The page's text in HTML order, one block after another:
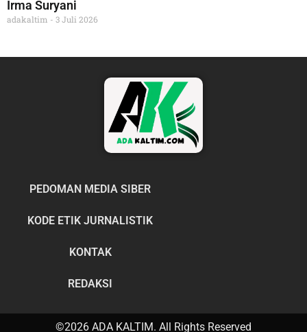
Irma Suryani
adakaltim 3 Juli 2026
PEDOMAN MEDIA SIBER
KODE ETIK JURNALISTIK
KONTAK
REDAKSI
©2026 ADA KALTIM. All Rights Reserved